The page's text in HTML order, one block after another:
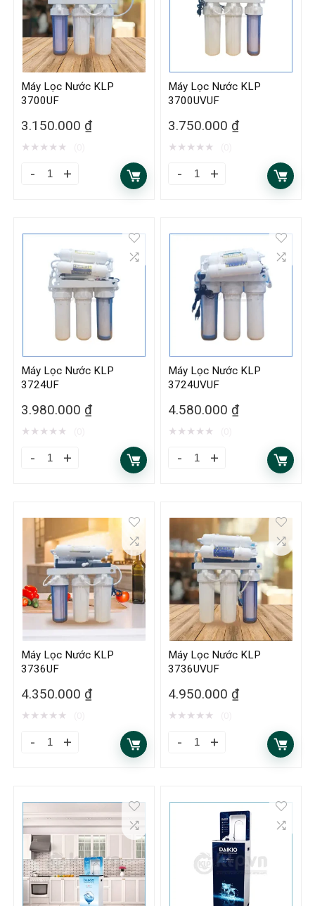
Máy Lọc Nước KLP
3700UF
3.150.000 ₫
★ ★ ★ ★ ★
Máy Lọc Nước KLP
3700UVUF
3.750.000 ₫
★ ★ ★ ★ ★
Máy Lọc Nước KLP
3724UF
3.980.000 ₫
★ ★ ★ ★ ★
Máy Lọc Nước KLP
3724UVUF
4.580.000 ₫
★ ★ ★ ★ ★
Máy Lọc Nước KLP
3736UF
4.350.000 ₫
★ ★ ★ ★ ★
Máy Lọc Nước KLP
3736UVUF
4.950.000 ₫
★ ★ ★ ★ ★